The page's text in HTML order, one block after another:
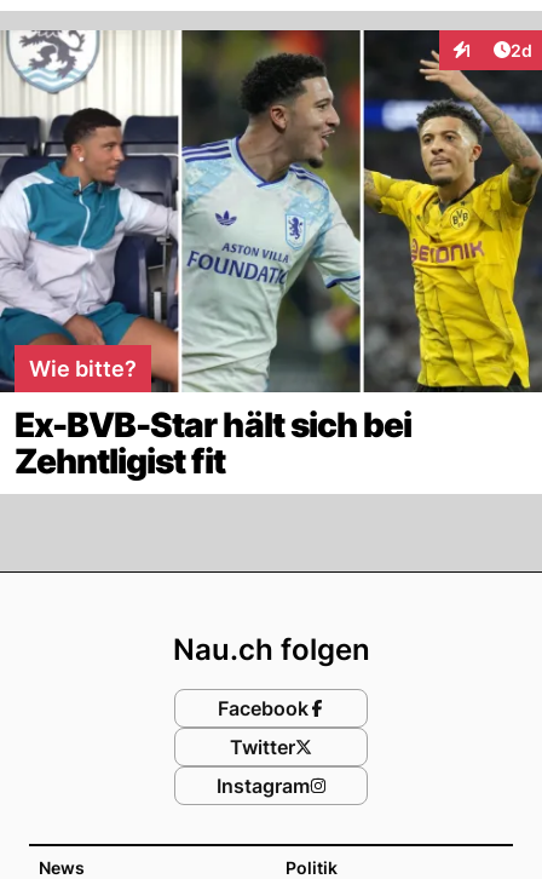
1 2d
Wie bitte?
Ex-BVB-Star hält sich bei
Zehntligist fit
News Politik
Nau.ch folgen
Facebook
Twitter
Instagram